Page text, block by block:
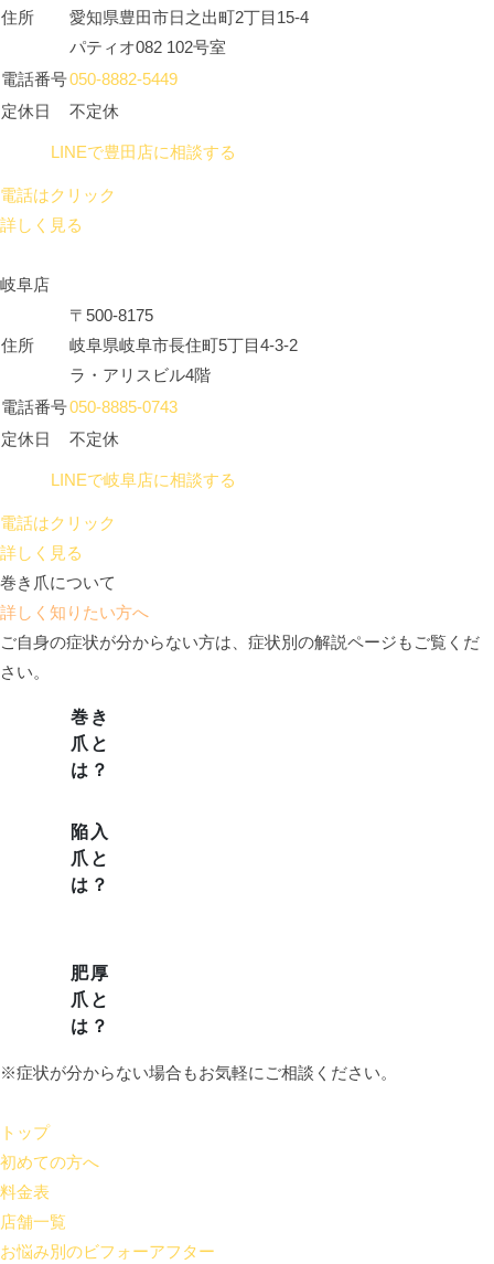
住所
愛知県豊田市日之出町2丁目15-4
パティオ082 102号室
電話番号050-8882-5449
定休日
不定休
LINEで豊田店に相談する
電話はクリック
詳しく見る
岐阜店
住所
〒500-8175
岐阜県岐阜市長住町5丁目4-3-2
ラ・アリスビル4階
電話番号050-8885-0743
定休日
不定休
LINEで岐阜店に相談する
電話はクリック
詳しく見る
巻き爪について
詳しく知りたい方へ
ご自身の症状が分からない方は、症状別の解説ページもご覧くだ
さい。
巻き
爪と
は？
陥入
爪と
は？
肥厚
爪と
は？
※症状が分からない場合もお気軽にご相談ください。
トップ
初めての方へ
料金表
店舗一覧
お悩み別のビフォーアフター